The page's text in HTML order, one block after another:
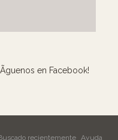
en Facebook!
recientemente Ayuda